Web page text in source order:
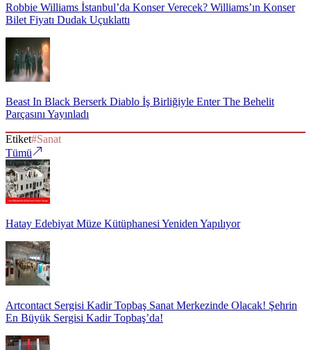
Robbie Williams İstanbul’da Konser Verecek? Williams’ın Konser
Bilet Fiyatı Dudak Uçuklattı
Beast In Black Berserk Diablo İş Birliğiyle Enter The Behelit
Parçasını Yayınladı
Etiket#Sanat
Tümü
Hatay Edebiyat Müze Kütüphanesi Yeniden Yapılıyor
Artcontact Sergisi Kadir Topbaş Sanat Merkezinde Olacak! Şehrin
En Büyük Sergisi Kadir Topbaş’da!